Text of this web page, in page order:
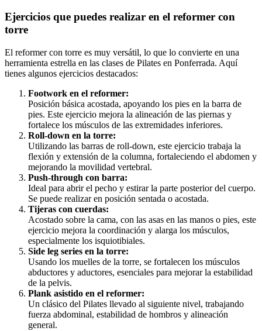
Ejercicios que puedes realizar en el reformer con
torre
El reformer con torre es muy versátil, lo que lo convierte en una
herramienta estrella en las clases de Pilates en Ponferrada. Aquí
tienes algunos ejercicios destacados:
Footwork en el reformer:
Posición básica acostada, apoyando los pies en la barra de
pies. Este ejercicio mejora la alineación de las piernas y
fortalece los músculos de las extremidades inferiores.
Roll-down en la torre:
Utilizando las barras de roll-down, este ejercicio trabaja la
flexión y extensión de la columna, fortaleciendo el abdomen y
mejorando la movilidad vertebral.
Push-through con barra:
Ideal para abrir el pecho y estirar la parte posterior del cuerpo.
Se puede realizar en posición sentada o acostada.
Tijeras con cuerdas:
Acostado sobre la cama, con las asas en las manos o pies, este
ejercicio mejora la coordinación y alarga los músculos,
especialmente los isquiotibiales.
Side leg series en la torre:
Usando los muelles de la torre, se fortalecen los músculos
abductores y aductores, esenciales para mejorar la estabilidad
de la pelvis.
Plank asistido en el reformer:
Un clásico del Pilates llevado al siguiente nivel, trabajando
fuerza abdominal, estabilidad de hombros y alineación
general.